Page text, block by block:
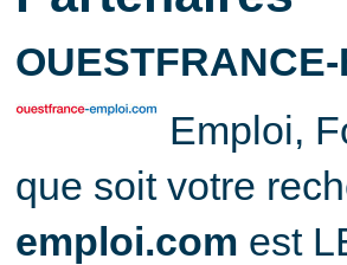
Emploi,
que soit votre
emploi.com est